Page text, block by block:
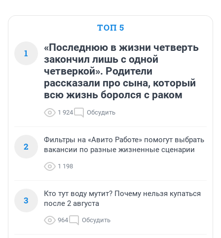
ТОП 5
1
«Последнюю в жизни четверть
закончил лишь с одной
четверкой». Родители
рассказали про сына, который
всю жизнь боролся с раком
1 924 Обсудить
2
Фильтры на «Авито Работе» помогут выбрать
вакансии по разные жизненные сценарии
1 198
3
Кто тут воду мутит? Почему нельзя купаться
после 2 августа
964 Обсудить